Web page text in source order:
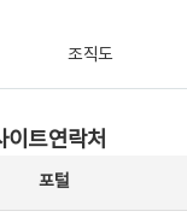
조직도
트연락처
포털